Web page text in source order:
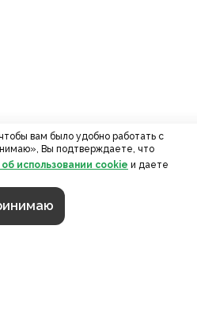
вам было удобно работать с
Вы подтверждаете, что
использовании cookie и даете